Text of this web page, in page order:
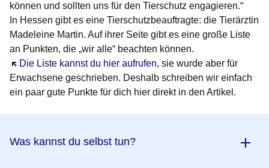
können und sollten uns für den Tierschutz engagieren.“
In Hessen gibt es eine Tierschutzbeauftragte: die Tierärztin
Madeleine Martin. Auf ihrer Seite gibt es eine große Liste
an Punkten, die „wir alle“ beachten können.
Die Liste kannst du hier aufrufen
Öffnet sich in einem neuen Fenster, sie wurde aber für
Erwachsene geschrieben. Deshalb schreiben wir einfach
ein paar gute Punkte für dich hier direkt in den Artikel.
Was kannst du selbst tun?